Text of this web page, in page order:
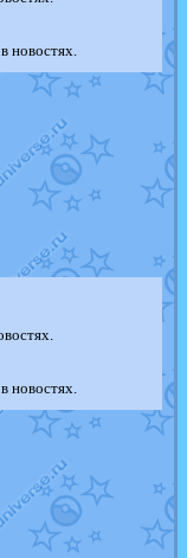
новостях.
новостях.